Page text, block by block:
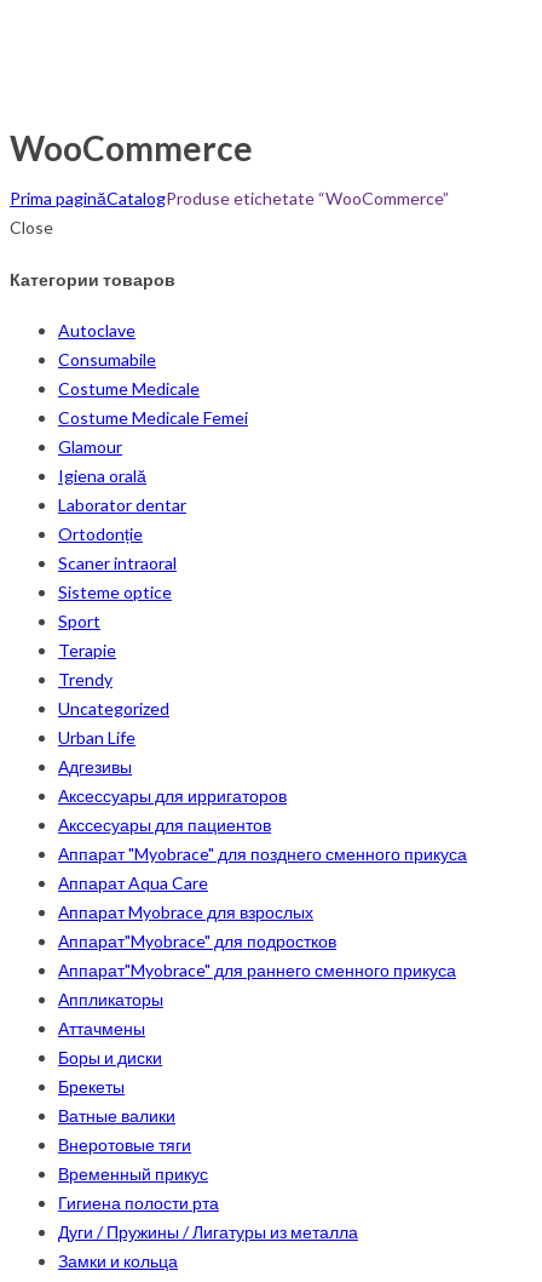
WooCommerce
Prima paginăCatalogProduse etichetate “WooCommerce”
Close
Категории товаров
Autoclave
Consumabile
Costume Medicale
Costume Medicale Femei
Glamour
Igiena orală
Laborator dentar
Ortodonție
Scaner intraoral
Sisteme optice
Sport
Terapie
Trendy
Uncategorized
Urban Life
Адгезивы
Аксессуары для ирригаторов
Акссесуары для пациентов
Аппарат "Myobrace" для позднего сменного прикуса
Аппарат Aqua Care
Аппарат Myobrace для взрослых
Аппарат"Myobrace" для подростков
Аппарат"Myobrace" для раннего сменного прикуса
Аппликаторы
Аттачмены
Боры и диски
Брекеты
Ватные валики
Внеротовые тяги
Временный прикус
Гигиена полости рта
Дуги / Пружины / Лигатуры из металла
Замки и кольца